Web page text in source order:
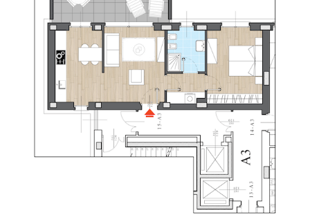
iHome Real Estate
Via G. Garibaldi 7
0243115458
info@ihomeitalia.it
iHome